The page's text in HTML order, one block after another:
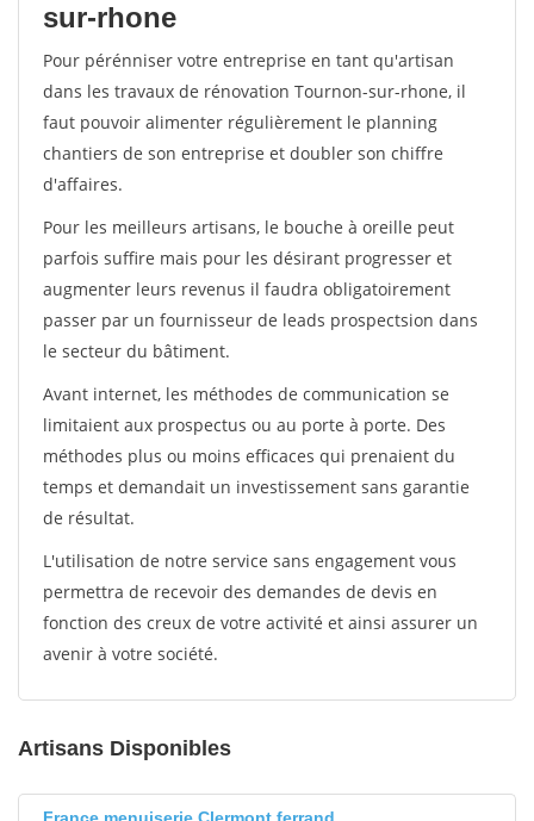
sur-rhone
Pour pérénniser votre entreprise en tant qu'artisan
dans les travaux de rénovation Tournon-sur-rhone, il
faut pouvoir alimenter régulièrement le planning
chantiers de son entreprise et doubler son chiffre
d'affaires.
Pour les meilleurs artisans, le bouche à oreille peut
parfois suffire mais pour les désirant progresser et
augmenter leurs revenus il faudra obligatoirement
passer par un fournisseur de leads prospectsion dans
le secteur du bâtiment.
Avant internet, les méthodes de communication se
limitaient aux prospectus ou au porte à porte. Des
méthodes plus ou moins efficaces qui prenaient du
temps et demandait un investissement sans garantie
de résultat.
L'utilisation de notre service sans engagement vous
permettra de recevoir des demandes de devis en
fonction des creux de votre activité et ainsi assurer un
avenir à votre société.
Artisans Disponibles